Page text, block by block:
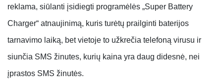
reklama, siūlanti įsidiegti programėlės „Super Battery
Charger“ atnaujinimą, kuris turėtų prailginti baterijos
tarnavimo laiką, bet vietoje to užkrečia telefoną virusu ir
siunčia SMS žinutes, kurių kaina yra daug didesnė, nei
įprastos SMS žinutės.